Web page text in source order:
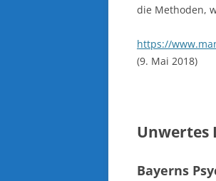
die Methoden,
https://
(9. Mai 2018)
Unwertes
Bayerns